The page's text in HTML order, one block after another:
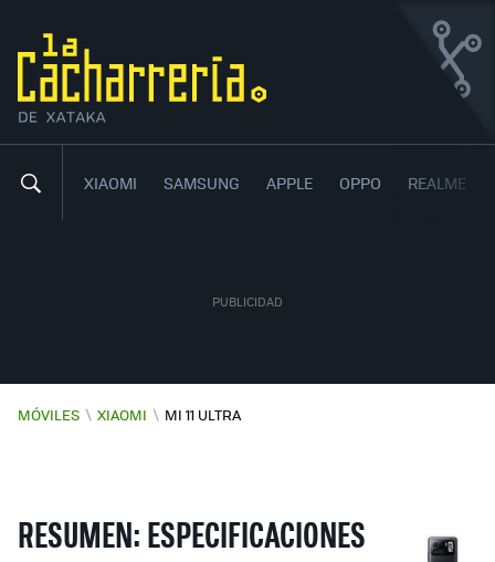
XIAOMI SAMSUNG APPLE OPPO REALME
XIAOMI MI 11 ULTRA
EL MÓVIL MÁS PRÉMIUM DE XIAOMI 8,80
MÓVILES \ XIAOMI \ MI 11 ULTRA
RESUMEN: ESPECIFICACIONES